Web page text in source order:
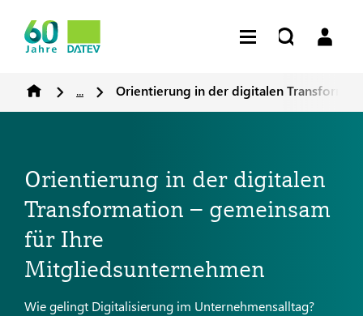
... Orientierung in der digitalen
Orientierung in der digitalen
Transformation – gemeinsam
für Ihre
Mitgliedsunternehmen
Wie gelingt Digitalisierung im Unternehmensalltag?